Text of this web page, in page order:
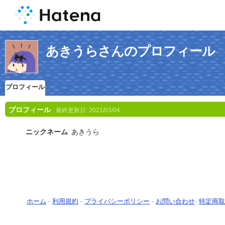
あきうらさんのプロフィール
プロフィール
プロフィール 最終更新日: 2021/03/04
ニックネーム あきうら
ホーム - 利用規約 - プライバシーポリシー - お問い合わせ- 特定商